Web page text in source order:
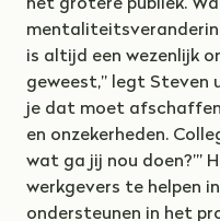
het grotere publiek.
is altijd een wezenlijk
geweest,” legt Steven
je dat moet
en onzekerheden.
wat ga jij nou doen?’”
werkgevers te helpen
ondersteunen in het